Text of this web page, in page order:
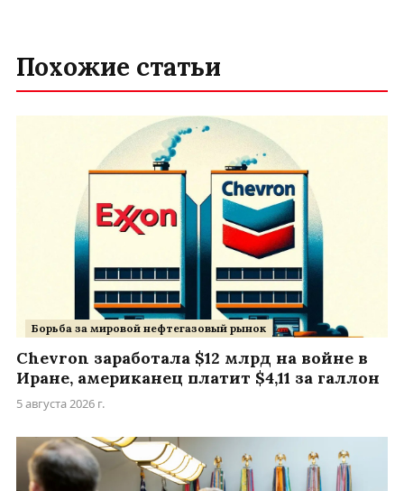
Похожие статьи
Борьба за мировой нефтегазовый рынок
Chevron заработала $12 млрд на войне в
Иране, американец платит $4,11 за галлон
5 августа 2026 г.